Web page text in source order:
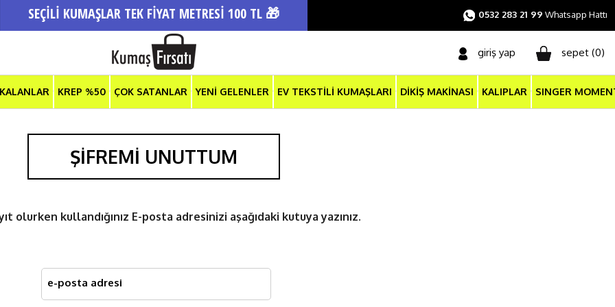
SEÇİLİ KUMAŞLAR TEK FİYAT METRESİ 100 TL 🎁 0532 283 21 99 Whatsapp Hattı
giriş yap sepet (0)
KREP %50 ÇOK SATANLAR YENİ GELENLER EV TEKSTİLİ KUMAŞLARI DİKİŞ MAKİNASI KALIPLAR SINGER
ŞİFREMİ UNUTTUM
olurken kullandığınız E-posta adresinizi aşağıdaki kutuya yazınız.
e-posta adresi